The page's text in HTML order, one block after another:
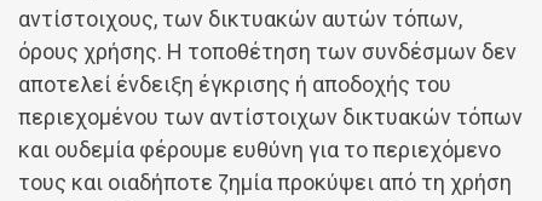
αντίστοιχους, των δικτυακών αυτών τόπων,
όρους χρήσης. Η τοποθέτηση των συνδέσμων δεν
αποτελεί ένδειξη έγκρισης ή αποδοχής του
περιεχομένου των αντίστοιχων δικτυακών τόπων
και ουδεμία φέρουμε ευθύνη για το περιεχόμενο
τους και οιαδήποτε ζημία προκύψει από τη χρήση